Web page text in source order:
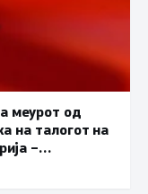
меурот од
на талогот на
–